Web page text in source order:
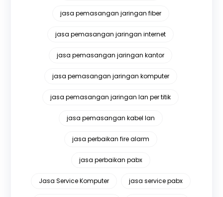
jasa pemasangan jaringan fiber
jasa pemasangan jaringan internet
jasa pemasangan jaringan kantor
jasa pemasangan jaringan komputer
jasa pemasangan jaringan lan per titik
jasa pemasangan kabel lan
jasa perbaikan fire alarm
jasa perbaikan pabx
Jasa Service Komputer jasa service pabx